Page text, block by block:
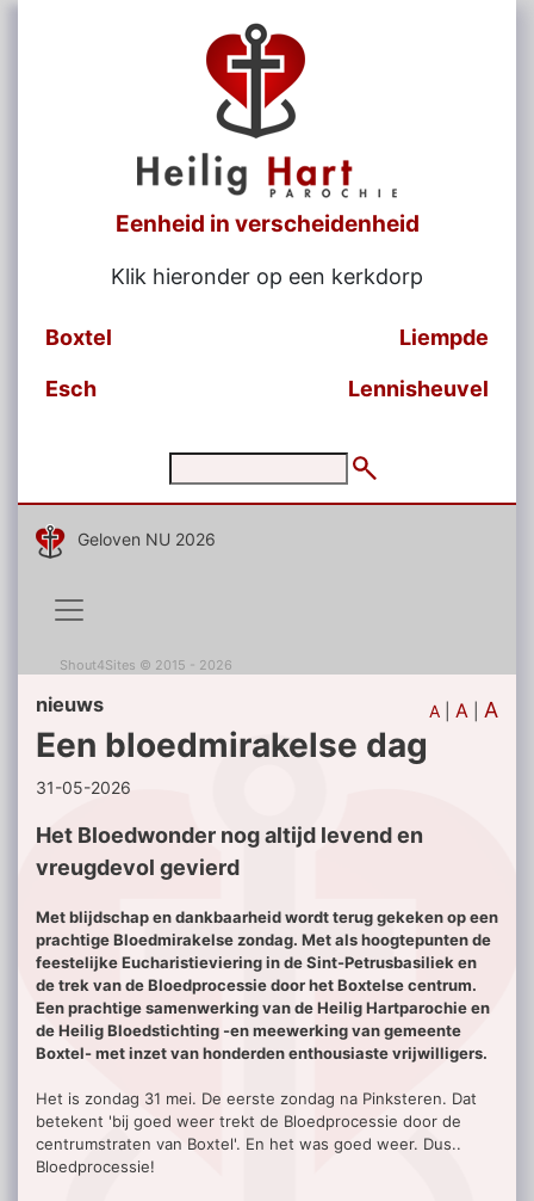
Eenheid in verscheidenheid
Klik hieronder op een kerkdorp
Boxtel Liempde
Esch Lennisheuvel
Geloven NU 2026
Shout4Sites © 2015 - 2026
A A A
nieuws
Een bloedmirakelse dag
31-05-2026
Het Bloedwonder nog altijd levend en
vreugdevol gevierd
Met blijdschap en dankbaarheid wordt terug gekeken op een
prachtige Bloedmirakelse zondag. Met als hoogtepunten de
feestelijke Eucharistieviering in de Sint-Petrusbasiliek en
de trek van de Bloedprocessie door het Boxtelse centrum.
Een prachtige samenwerking van de Heilig Hartparochie en
de Heilig Bloedstichting -en meewerking van gemeente
Boxtel- met inzet van honderden enthousiaste vrijwilligers.
Het is zondag 31 mei. De eerste zondag na Pinksteren. Dat
betekent 'bij goed weer trekt de Bloedprocessie door de
centrumstraten van Boxtel'. En het was goed weer. Dus..
Bloedprocessie!